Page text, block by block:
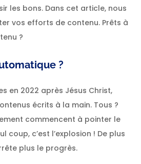
les bons. Dans cet article, nous
vos efforts de contenu. Prêts à
?
?
en 2022 après Jésus Christ,
écrits à la main. Tous ?
commencent à pointer le
coup, c’est l’explosion ! De plus
plus le progrès.